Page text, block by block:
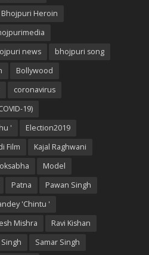
Bhojpuri Heroin
news
bhojpuri song
Bollywood
coronavirus
19)
'
Election2019
Film
Kajal Raghwani
Model
Patna
Pawan Singh
'Chintu '
Mishra
Ravi Kishan
Samar Singh